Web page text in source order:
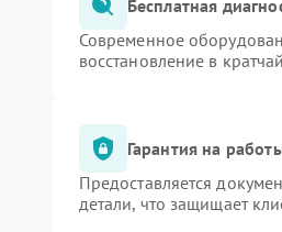
Бесплатная
Современное
восстановление в
Гарантия на
Предоставляется
детали, что защищает